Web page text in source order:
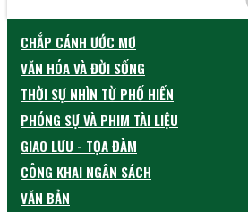
CHẮP CÁNH ƯỚC MƠ
VĂN HÓA VÀ ĐỜI SỐNG
THỜI SỰ NHÌN TỪ PHỐ HIẾN
PHÓNG SỰ VÀ PHIM TÀI LIỆU
GIAO LƯU - TỌA ĐÀM
CÔNG KHAI NGÂN SÁCH
VĂN BẢN